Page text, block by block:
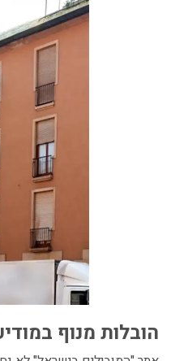
הובלות מנוף